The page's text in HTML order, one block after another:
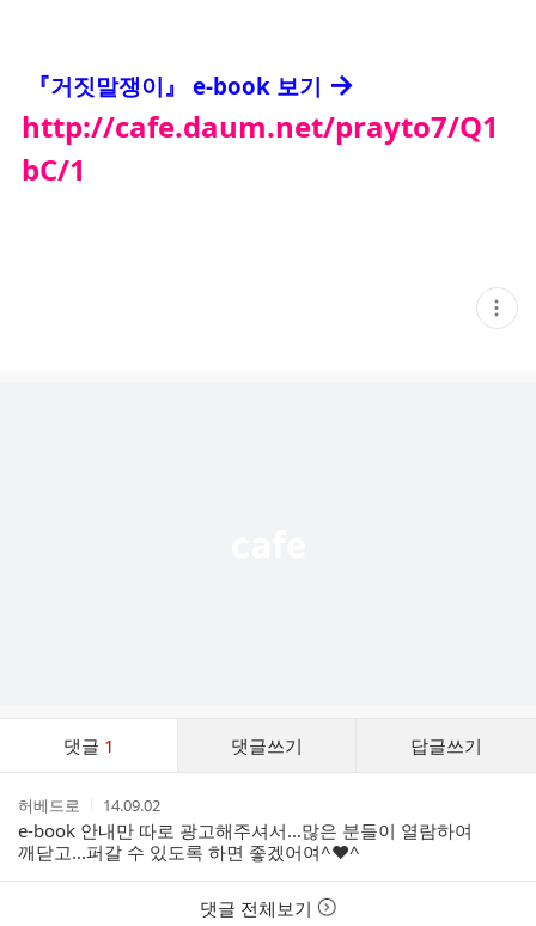
『거짓말쟁이』 e-book 보기 →
http://cafe.daum.net/prayto7/Q1
bC/1
현
재
댓글 1 댓글쓰기 답글쓰기
트
작
성
자
허베드로
작
성
시
간
14.09.02
e-book 안내만 따로 광고해주셔서...많은 분들이 열람하여
깨닫고...퍼갈 수 있도록 하면 좋겠어여^♥^
댓글 전체보기